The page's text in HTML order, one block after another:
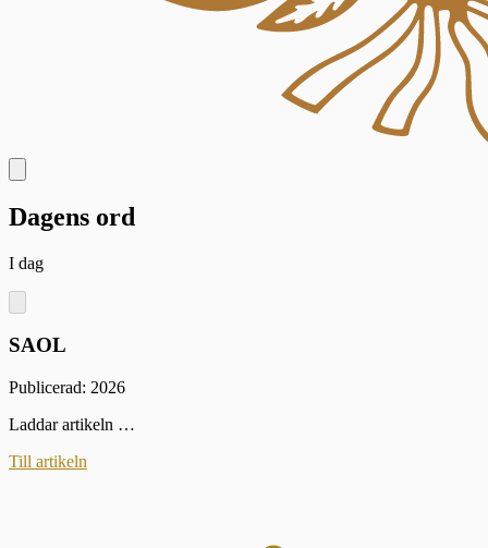
Dagens ord
I dag
SAOL
Publicerad: 2026
Laddar artikeln …
Till artikeln